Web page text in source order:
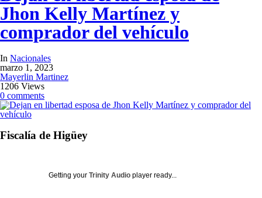
Jhon Kelly Martínez y
comprador del vehículo
In Nacionales
marzo 1, 2023
Mayerlin Martinez
1206 Views
0 comments
Fiscalía de Higüey
Getting your Trinity Audio player ready...